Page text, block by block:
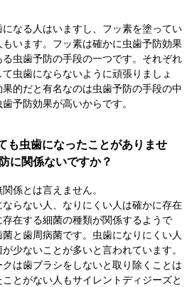
なる人はいますし、フッ素を塗ってい
います。フッ素は確かに虫歯予防効果
虫歯予防の手段の一つです。それぞれ
虫歯にならないように頑張りましょ
的だと有名なのは虫歯予防の手段の中
予防効果が高いからです。
も虫歯になったことがありませ
に関係ないですか？
係とは言えません。
らない人、なりにくい人は確かに存在
在する細菌の種類が関係するようで
と歯周病菌です。虫歯になりにくい人
少ないことが多いと言われています。
は歯ブラシをしないと取り除くことは
とがない人もサイレントディジーズと